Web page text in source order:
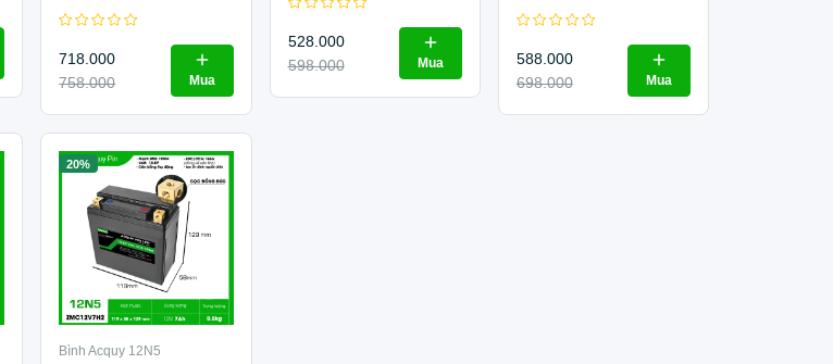
718.000
758.000
Mua
528.000
598.000
Mua
588.000
698.000
Mua
20%
Bình Acquy 12N5